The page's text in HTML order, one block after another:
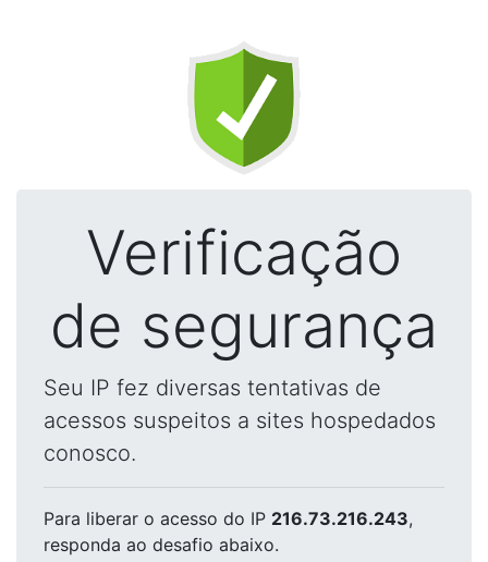
Verificação
de segurança
Seu IP fez diversas tentativas de
acessos suspeitos a sites hospedados
conosco.
Para liberar o acesso do IP 216.73.216.243,
responda ao desafio abaixo.